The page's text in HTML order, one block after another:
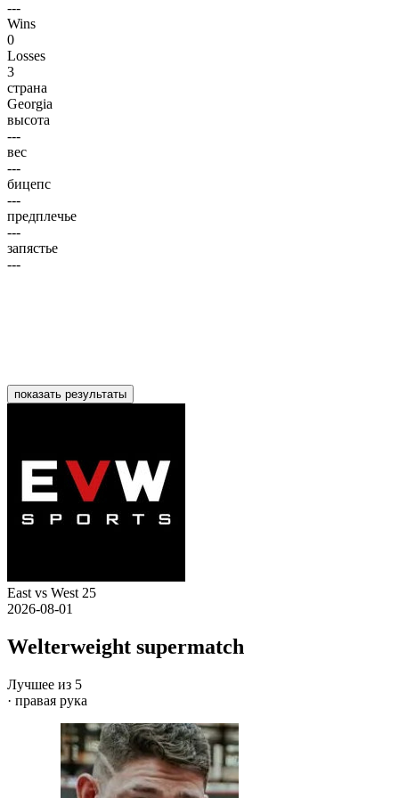
---
Wins
0
Losses
3
страна
Georgia
высота
---
вес
---
бицепс
---
предплечье
---
запястье
---
показать результаты
East vs West 25
2026-08-01
Welterweight supermatch
Лучшее из 5
· правая рука